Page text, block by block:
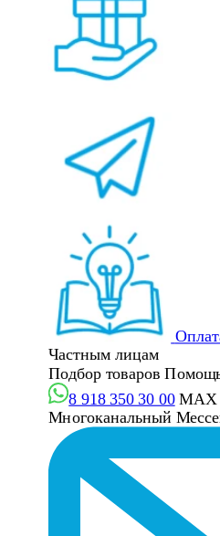
Частным лицам
Подбор товаров Помощь
8 918 350 30 00 MAX
Многоканальный